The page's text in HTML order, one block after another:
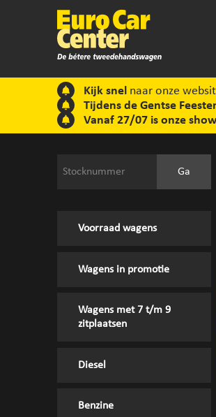
Kijk snel naar onze
Tijdens de Gentse
Vanaf 27/07 is onze
Voorraad wagens
Wagens in promotie
Wagens met 7 t/m 9
zitplaatsen
Diesel
Benzine